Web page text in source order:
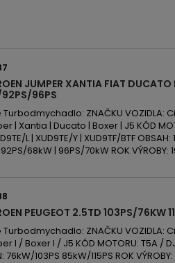
JUMPER XANTIA FIAT DUCATO
96PS
ZNAČKU VOZIDLA:
| Xantia | Ducato | Boxer | J5 KÓD
L | XUD9TE/Y | XUD9TF/BTF
68kW | 96PS/70kW ROK VÝROBY:
PEUGEOT 2.5TD 103PS/76KW
ZNAČKU VOZIDLA:
I / Boxer I / J5 KÓD MOTORU: T5A /
76kW/103PS 85kW/115PS ROK